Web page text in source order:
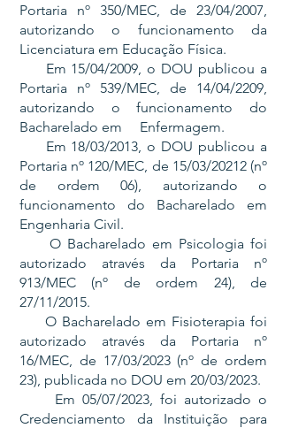
Portaria nº 350/MEC, de 23/04/2007,
autorizando o funcionamento da
Licenciatura em Educação Física.
Em 15/04/2009, o DOU publicou a
Portaria nº 539/MEC, de 14/04/2209,
autorizando o funcionamento do
Bacharelado em Enfermagem.
Em 18/03/2013, o DOU publicou a
Portaria nº 120/MEC, de 15/03/20212 (nº
de ordem 06), autorizando o
funcionamento do Bacharelado em
Engenharia Civil.
O Bacharelado em Psicologia foi
autorizado através da Portaria nº
913/MEC (nº de ordem 24), de
27/11/2015.
O Bacharelado em Fisioterapia foi
autorizado através da Portaria nº
16/MEC, de 17/03/2023 (nº de ordem
23), publicada no DOU em 20/03/2023.
Em 05/07/2023, foi autorizado o
Credenciamento da Instituição para